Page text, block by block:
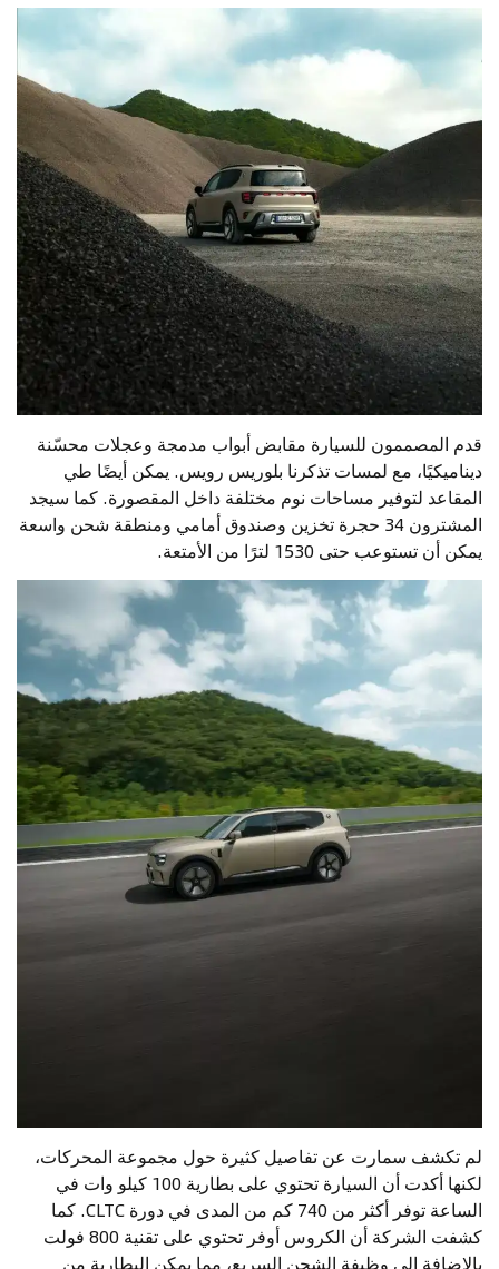
قدم المصممون للسيارة مقابض أبواب مدمجة وعجلات محسّنة
ديناميكيًا، مع لمسات تذكرنا بلوريس رويس. يمكن أيضًا طي
المقاعد لتوفير مساحات نوم مختلفة داخل المقصورة. كما سيجد
المشترون 34 حجرة تخزين وصندوق أمامي ومنطقة شحن واسعة
يمكن أن تستوعب حتى 1530 لترًا من الأمتعة.
لم تكشف سمارت عن تفاصيل كثيرة حول مجموعة المحركات،
لكنها أكدت أن السيارة تحتوي على بطارية 100 كيلو وات في
الساعة توفر أكثر من 740 كم من المدى في دورة CLTC. كما
كشفت الشركة أن الكروس أوفر تحتوي على تقنية 800 فولت
بالإضافة إلى وظيفة الشحن السريع، مما يمكن البطارية من